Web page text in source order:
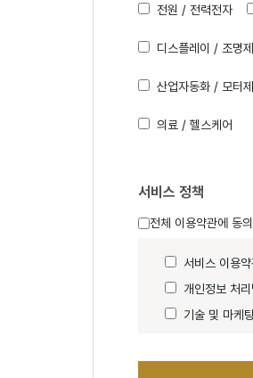
전원 / 전력전자
디스플레이 / 조명
산업자동화 / 모터
의료 / 헬스케어
서비스 정책
전체 이용약관에 동의
서비스 이용약
개인정보 처
기술 및 마케